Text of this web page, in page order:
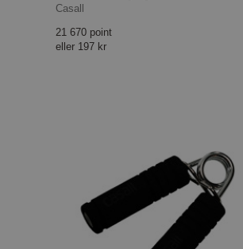
Casall
21 670 point
eller 197 kr